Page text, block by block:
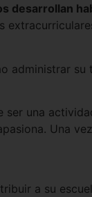
desarrollan
administrar
una
Una
a su